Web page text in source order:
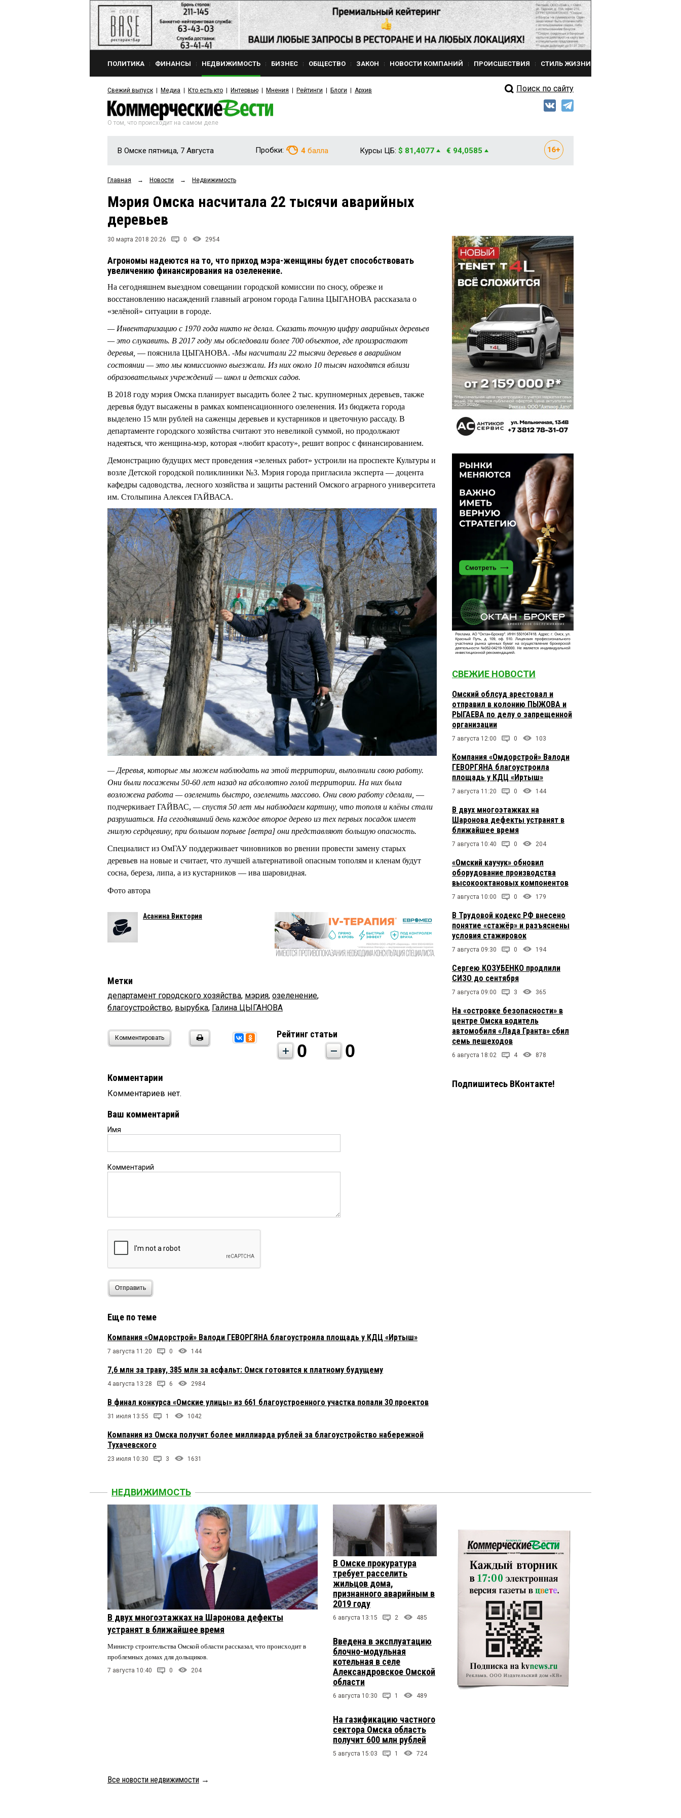
ПОЛИТИКА ФИНАНСЫ НЕДВИЖИМОСТЬ БИЗНЕС ОБЩЕСТВО ЗАКОН НОВОСТИ КОМПАНИЙ ПРОИСШЕСТВИЯ СТИЛЬ ЖИЗНИ
Свежий выпуск Медиа Кто есть кто Интервью Мнения Рейтинги Блоги Архив Поиск по сайту
О том, что происходит на самом деле
В Омске пятница, 7 Августа Пробки: 4 балла Курсы ЦБ: $ 81,4077 € 94,0585
Главная → Новости → Недвижимость
Мэрия Омска насчитала 22 тысячи аварийных
деревьев
30 марта 2018 20:26 0 2954
Агрономы надеются на то, что приход мэра-женщины будет способствовать
увеличению финансирования на озеленение.
На сегодняшнем выездном совещании городской комиссии по сносу, обрезке и
восстановлению насаждений главный агроном города Галина ЦЫГАНОВА рассказала о
«зелёной» ситуации в городе.
— Инвентаризацию с 1970 года никто не делал. Сказать точную цифру аварийных деревьев
— это слукавить. В 2017 году мы обследовали более 700 объектов, где произрастают
деревья, — пояснила ЦЫГАНОВА. -Мы насчитали 22 тысячи деревьев в аварийном
состоянии — это мы комиссионно выезжали. Из них около 10 тысяч находятся вблизи
образовательных учреждений — школ и детских садов.
В 2018 году мэрия Омска планирует высадить более 2 тыс. крупномерных деревьев, также
деревья будут высажены в рамках компенсационного озеленения. Из бюджета города
выделено 15 млн рублей на саженцы деревьев и кустарников и цветочную рассаду. В
департаменте городского хозяйства считают это невеликой суммой, но продолжают
надеяться, что женщина-мэр, которая «любит красоту», решит вопрос с финансированием.
Демонстрацию будущих мест проведения «зеленых работ» устроили на проспекте Культуры и
возле Детской городской поликлиники №3. Мэрия города пригласила эксперта — доцента
кафедры садоводства, лесного хозяйства и защиты растений Омского аграрного университета
им. Столыпина Алексея ГАЙВАСА.
— Деревья, которые мы можем наблюдать на этой территории, выполнили свою работу.
Они были посажены 50-60 лет назад на абсолютно голой территории. На них была
возложена работа — озеленить быстро, озеленить массово. Они свою работу сделали, —
подчеркивает ГАЙВАС, — спустя 50 лет мы наблюдаем картину, что тополя и клёны стали
разрушаться. На сегодняшний день каждое второе дерево из тех первых посадок имеет
гнилую сердцевину, при большом порыве [ветра] они представляют большую опасность.
Специалист из ОмГАУ поддерживает чиновников во рвении провести замену старых
деревьев на новые и считает, что лучшей альтернативой опасным тополям и кленам будут
сосна, береза, липа, а из кустарников — ива шаровидная.
Фото автора
Асанина Виктория
Метки
департамент городского хозяйства, мэрия, озеленение,
благоустройство, вырубка, Галина ЦЫГАНОВА
Комментировать Рейтинг статьи
0 0
Комментарии
Комментариев нет.
Ваш комментарий
Имя
Комментарий
Отправить
Еще по теме
Компания «Омдорстрой» Валоди ГЕВОРГЯНА благоустроила площадь у КДЦ «Иртыш»
7 августа 11:20 0 144
7,6 млн за траву, 385 млн за асфальт: Омск готовится к платному будущему
4 августа 13:28 6 2984
В финал конкурса «Омские улицы» из 661 благоустроенного участка попали 30 проектов
31 июля 13:55 1 1042
Компания из Омска получит более миллиарда рублей за благоустройство набережной
Тухачевского
23 июля 10:30 3 1631
СВЕЖИЕ НОВОСТИ
Омский облсуд арестовал и
отправил в колонию ПЫЖОВА и
РЫГАЕВА по делу о запрещенной
организации
7 августа 12:00 0 103
Компания «Омдорстрой» Валоди
ГЕВОРГЯНА благоустроила
площадь у КДЦ «Иртыш»
7 августа 11:20 0 144
В двух многоэтажках на
Шаронова дефекты устранят в
ближайшее время
7 августа 10:40 0 204
«Омский каучук» обновил
оборудование производства
высокооктановых компонентов
7 августа 10:00 0 179
В Трудовой кодекс РФ внесено
понятие «стажёр» и разъяснены
условия стажировок
7 августа 09:30 0 194
Сергею КОЗУБЕНКО продлили
СИЗО до сентября
7 августа 09:00 3 365
На «островке безопасности» в
центре Омска водитель
автомобиля «Лада Гранта» сбил
семь пешеходов
6 августа 18:02 4 878
Подпишитесь ВКонтакте!
НЕДВИЖИМОСТЬ
В двух многоэтажках на Шаронова дефекты
устранят в ближайшее время
Министр строительства Омской области рассказал, что происходит в
проблемных домах для дольщиков.
7 августа 10:40 0 204
В Омске прокуратура
требует расселить
жильцов дома,
признанного аварийным в
2019 году
6 августа 13:15 2 485
Введена в эксплуатацию
блочно-модульная
котельная в селе
Александровское Омской
области
6 августа 10:30 1 489
На газификацию частного
сектора Омска область
получит 600 млн рублей
5 августа 15:03 1 724
Все новости недвижимости →